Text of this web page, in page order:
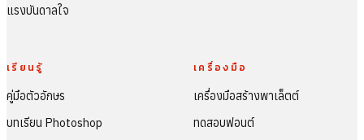
แรงบันดาลใจ
เรียนรู้
คู่มือตัวอักษร
บทเรียน Photoshop
เครื่องมือ
เครื่องมือสร้างพาเล็ตต์
ทดสอบฟอนต์